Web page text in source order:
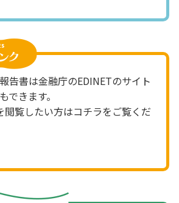
告書は金融庁のEDINETのサイト
できます。
閲覧したい方はコチラをご覧くだ